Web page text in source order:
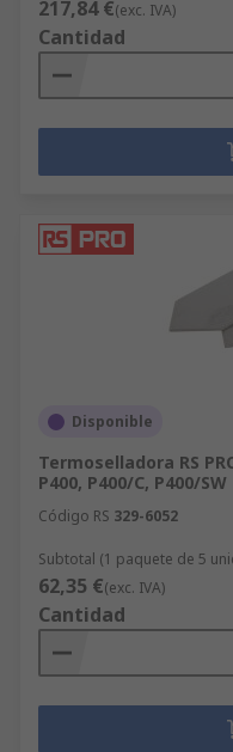
217,84 €(exc. IVA)
Cantidad
Disponible
Termoselladora RS
P400, P400/C, P400/SW
Código RS 329-6052
Subtotal (1 paquete de 5
62,35 €(exc. IVA)
Cantidad